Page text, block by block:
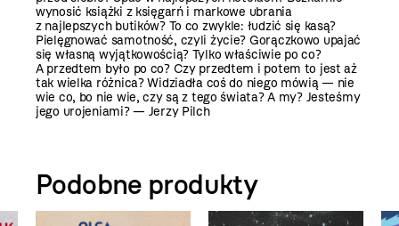
wynosić książki z księgarń i markowe ubrania
z najlepszych butików? To co zwykle: łudzić się kasą?
Pielęgnować samotność, czyli życie? Gorączkowo upajać
się własną wyjątkowością? Tylko właściwie po co?
A przedtem było po co? Czy przedtem i potem to jest aż
tak wielka różnica? Widziadła coś do niego mówią — nie
wie co, bo nie wie, czy są z tego świata? A my? Jesteśmy
jego urojeniami? — Jerzy Pilch
Podobne produkty